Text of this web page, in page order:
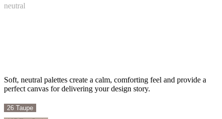
neutral
Soft, neutral palettes create a calm, comforting feel and provide a
perfect canvas for delivering your design story.
26 Taupe